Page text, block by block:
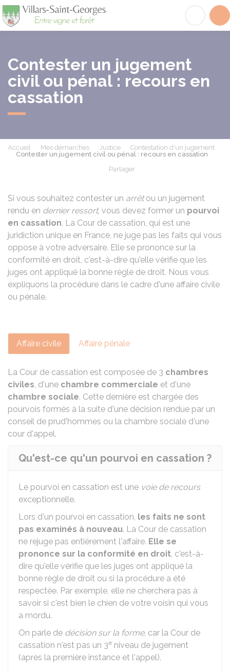
Contester un jugement
civil ou pénal : recours en
cassation
Accueil Mes démarches Justice
Contestation d'un jugement
Contester un jugement civil ou pénal : recours en cassation
Partager
Si vous souhaitez contester un arrêtou un jugement
rendu en dernier ressort, vous devez former un pourvoi
en cassation. La Cour de cassation, qui est une
juridiction unique en France, ne juge pas les faits qui vous
oppose à votre adversaire. Elle se prononce sur la
conformité en droit, c'est-à-dire qu'elle vérifie que les
juges ont appliqué la bonne règle de droit. Nous vous
expliquons la procédure dans le cadre d'une affaire civile
ou pénale.
Affaire civile Affaire pénale
La Cour de cassation est composée de 3 chambres
civiles, d'une chambre commerciale et d'une
chambre sociale. Cette dernière est chargée des
pourvois formés à la suite d'une décision rendue par un
conseil de prud'hommes ou la chambre sociale d'une
cour d'appel.
Qu'est-ce qu'un pourvoi en cassation ?
Le pourvoi en cassation est une voie de recours
exceptionnelle.
Lors d'un pourvoi en cassation, les faits ne sont
pas examinés à nouveau. La Cour de cassation
ne rejuge pas entièrement l'affaire. Elle se
prononce sur la conformité en droit, c'est-à-
dire qu'elle vérifie que les juges ont appliqué la
bonne règle de droit ou si la procédure a été
respectée. Par exemple, elle ne cherchera pas à
savoir si c'est bien le chien de votre voisin qui vous
a mordu.
On parle de décision sur la forme, car la Cour de
cassation n'est pas un 3e niveau de jugement
(après la première instance et l'appel).